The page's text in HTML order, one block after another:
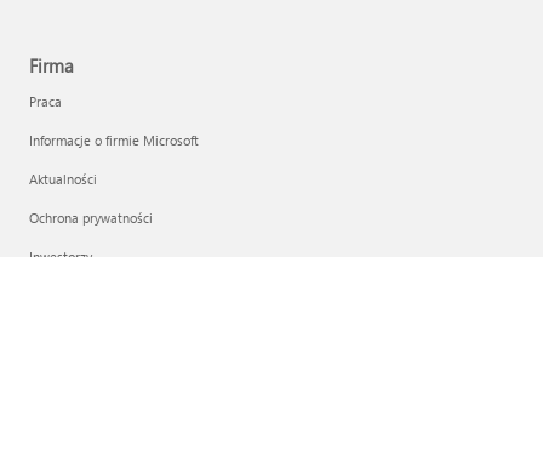
Firma
Praca
Informacje o firmie Microsoft
Aktualności
Ochrona prywatności
Inwestorzy